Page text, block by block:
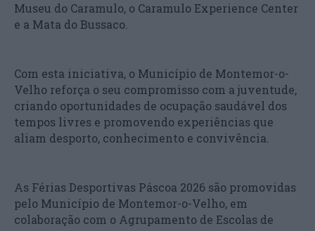
Museu do Caramulo, o Caramulo Experience Center
e a Mata do Bussaco.
Com esta iniciativa, o Município de Montemor-o-
Velho reforça o seu compromisso com a juventude,
criando oportunidades de ocupação saudável dos
tempos livres e promovendo experiências que
aliam desporto, conhecimento e convivência.
As Férias Desportivas Páscoa 2026 são promovidas
pelo Município de Montemor-o-Velho, em
colaboração com o Agrupamento de Escolas de